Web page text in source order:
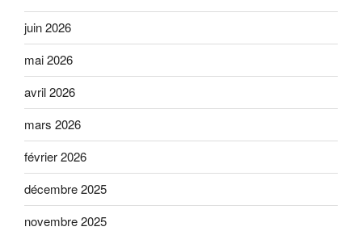
juin 2026
mai 2026
avril 2026
mars 2026
février 2026
décembre 2025
novembre 2025